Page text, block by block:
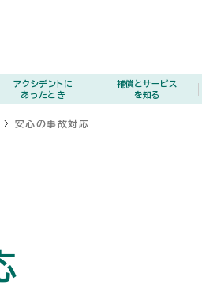
アクシデントに
あったとき
補償とサービス
を知る
安心の事故対応